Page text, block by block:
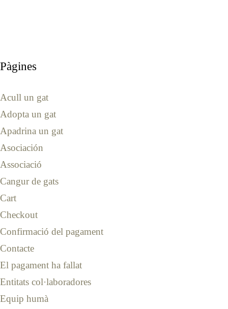
Pàgines
Acull un gat
Adopta un gat
Apadrina un gat
Asociación
Associació
Cangur de gats
Cart
Checkout
Confirmació del pagament
Contacte
El pagament ha fallat
Entitats col·laboradores
Equip humà